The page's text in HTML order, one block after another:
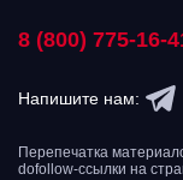
8 (800) 775-16-
Напишите нам:
Перепечатка
dofollow-ссылки на